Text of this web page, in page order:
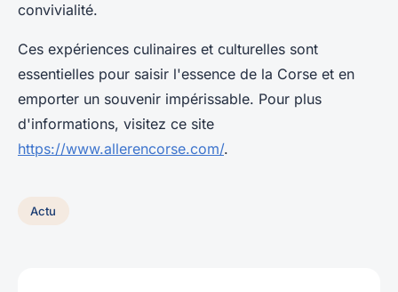
convivialité.
Ces expériences culinaires et culturelles sont
essentielles pour saisir l'essence de la Corse et en
emporter un souvenir impérissable. Pour plus
d'informations, visitez ce site
https://www.allerencorse.com/.
Actu